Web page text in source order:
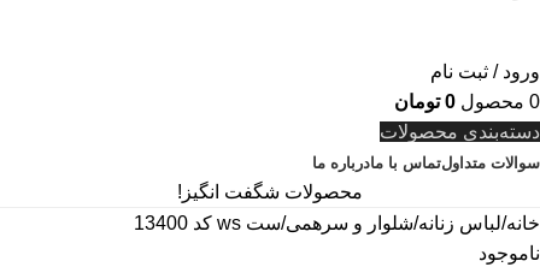
ورود / ثبت نام
0 محصول 0 تومان
دسته‌بندی محصولات
سوالات متداولتماس با مادرباره ما
محصولات شگفت انگیز!
خانه لباس زنانه شلوار و سرهمی ست ws کد 13400
ناموجود